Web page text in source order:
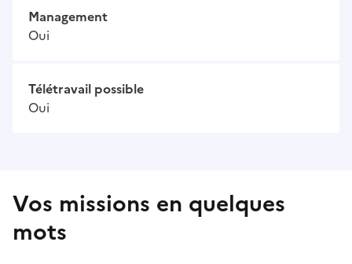
Management
Oui
Télétravail possible
Oui
Vos missions en quelques
mots